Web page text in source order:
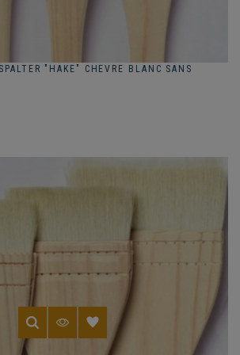
"HAKE" CHEVRE BLANC SANS